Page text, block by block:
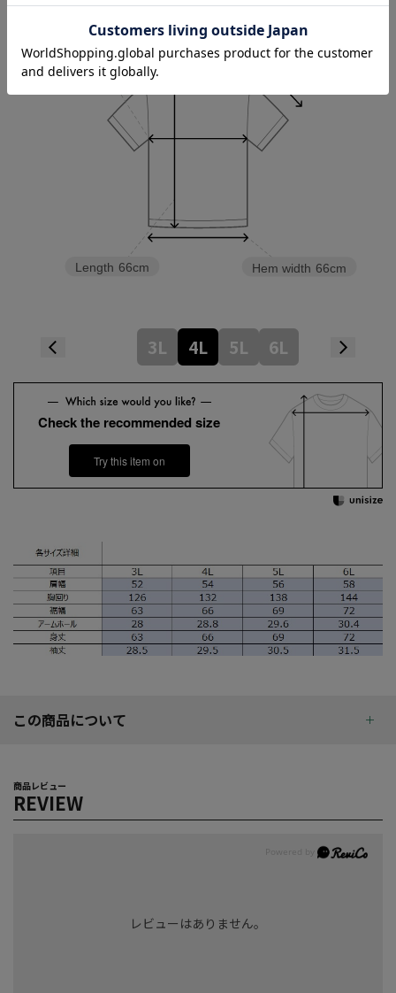
Hem width 66cm
Sleeve length 29.5cm
Length 66cm
Width 66cm
3L 4L 5L 6L
Check the recommended size
Try this item on
この商品について
商品レビュー
REVIEW
レビューはありません。